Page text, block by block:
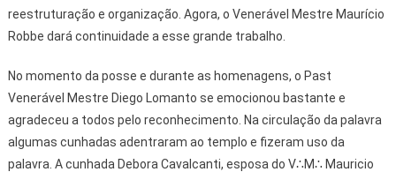
reestruturação e organização. Agora, o Venerável Mestre Maurício
Robbe dará continuidade a esse grande trabalho.
No momento da posse e durante as homenagens, o Past
Venerável Mestre Diego Lomanto se emocionou bastante e
agradeceu a todos pelo reconhecimento. Na circulação da palavra
algumas cunhadas adentraram ao templo e fizeram uso da
palavra. A cunhada Debora Cavalcanti, esposa do V∴M∴ Mauricio